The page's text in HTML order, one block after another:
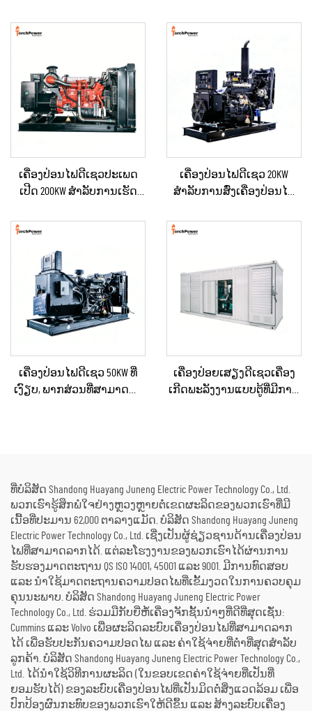
ເຄື່ອງປ່ອນໄຟດີເຊວປະເພດ
ເປີດ 200KW ສຳລັບການເຮັດ
ສະຫງາດໄຟທີ່ຖາວອນ
ເຄື່ອງປ່ອນໄຟດີເຊວ 20KW
ສຳລັບການສົ່ງເຄື່ອງປ່ອນໄຟ
ເສິນ ສຳລັບບ້ານ ຫຼື ແຜນການ
ເຄື່ອງປ່ອນໄຟດີເຊວ 50KW ທີ່
ເງົຽບ, ພາກສ່ວນທີ່ສາມາດນຳ
ເຄື່ອງປ່ອຍເສຽງດີເຊວເຄື່ອງ
ເກີດພະລັງງານແບບຕູ້ທີ່ມີການ
ທີ່ບໍລິສັດ Shandong Huayang Juneng Electric Power Technology Co., Ltd.
ພວກເຮົາຮູ້ສຶກພໍໃຈຢ່າງຫຼວງຫຼາຍຕໍ່ເຂດຜະລິດຂອງພວກເຮົາທີ່ມີ
ເນື້ອທີ່ປະມານ 62,000 ຕາລາງແມັດ. ບໍລິສັດ Shandong Huayang Juneng
Electric Power Technology Co., Ltd. ເຊີ່ງເປັນຜູ້ຊ່ຽວຊານດ້ານເຄື່ອງປ່ອນ
ໄຟທີ່ສາມາດລາກໄດ້. ແຕ່ລະໂຮງງານຂອງພວກເຮົາໄດ້ຜ່ານການ
ຮັບຮອງມາດຕະຖານ QS ISO 14001, 45001 ແລະ 9001. ມີການທົດສອບ
ແລະ ນຳໃຊ້ມາດຕະຖານຄວາມປອດໄພທີ່ເຂັ້ມງວດໃນການຄວບຄຸມ
ຄຸນນະພາບ. ບໍລິສັດ Shandong Huayang Juneng Electric Power
Technology Co., Ltd. ຮ່ວມມືກັບຍີ່ຫໍ້ເຄື່ອງຈັກຊັ້ນນຳໆທີ່ດີທີ່ສຸດເຊັ່ນ:
Cummins ແລະ Volvo ເພື່ອຜະລິດລະບົບເຄື່ອງປ່ອນໄຟທີ່ສາມາດລາກ
ໄດ້ ເພື່ອຮັບປະກັນຄວາມປອດໄພ ແລະ ຄ່າໃຊ້ຈ່າຍທີ່ຕ່ຳທີ່ສຸດສຳລັບ
ລູກຄ້າ. ບໍລິສັດ Shandong Huayang Juneng Electric Power Technology Co.,
Ltd. ໄດ້ນຳໃຊ້ວິທີການຜະລິດ (ໃນຂອບເຂດຄ່າໃຊ້ຈ່າຍທີ່ເປັນທີ່
ຍອມຮັບໄດ້) ຂອງລະບົບເຄື່ອງປ່ອນໄຟທີ່ເປັນມິດຕໍ່ສິ່ງແວດລ້ອມ ເພື່ອ
ປົກປ້ອງຜົນກະທົບຂອງພວກເຮົາໃຫ້ດີຂຶ້ນ ແລະ ສ້າງລະບົບເຄື່ອງ